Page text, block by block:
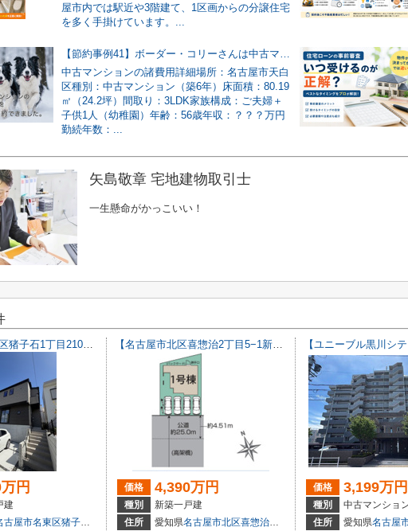
屋市内では駅近や3階建て、1区画からの分譲住宅
を多く手掛けています。...
【節約事例41】ボーダー・コリーさんは中古マンションの諸費用を186万円安くできました！
中古マンションの諸費用詳細場所：名古屋市天白
区種別：中古マンション（築6年）床面積：80.19
㎡（24.2坪）間取り：3LDK家族構成：ご夫婦＋
子供1人（幼稚園）年齢：56歳年収：？？？万円
勤続年数：...
矢島敬章 宅地建物取引士
一生懸命がかっこいい！
円
建
古屋市名東区猪子石 １丁目2104
価格 4,390万円
種別
新築一戸建
住所
愛知県名古屋市北区喜惣治 ２丁目5-1
価格 3,199万円
種別
中古マンショ
住所
愛知県名古屋